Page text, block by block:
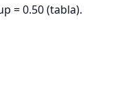
= 0.50 (tabla).